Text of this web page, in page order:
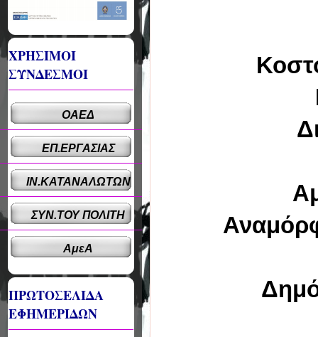
ΧΡΗΣΙΜΟΙ
ΣΥΝΔΕΣΜΟΙ
ΟΑΕΔ
ΕΠ.ΕΡΓΑΣΙΑΣ
ΙΝ.ΚΑΤΑΝΑΛΩΤΩΝ
ΣΥΝ.ΤΟΥ ΠΟΛΙΤΗ
ΑμεΑ
ΠΡΩΤΟΣΕΛΙΔΑ
ΕΦΗΜΕΡΙΔΩΝ